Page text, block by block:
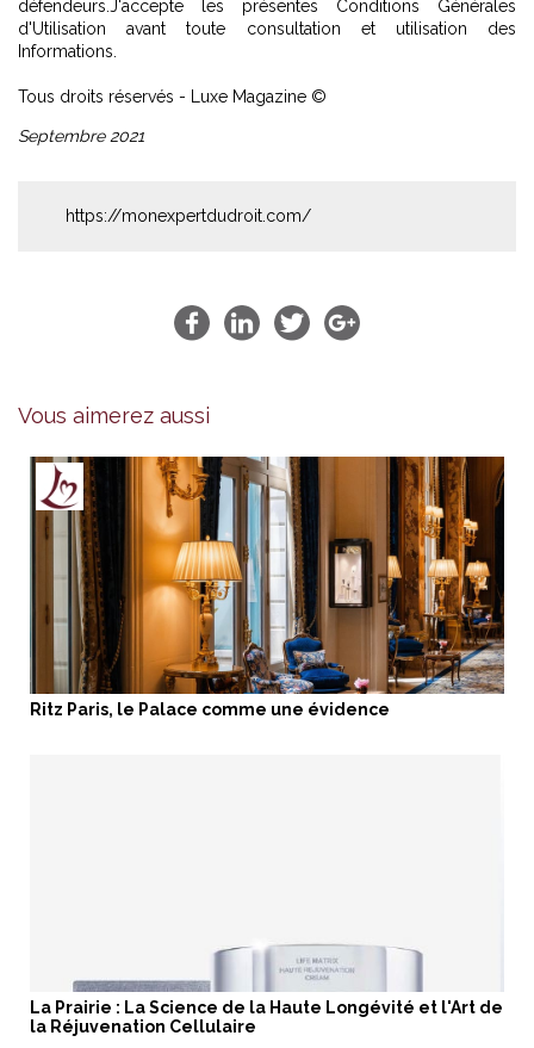
défendeurs.J'accepte les présentes Conditions Générales
d'Utilisation avant toute consultation et utilisation des
Informations.
Tous droits réservés - Luxe Magazine ©
Septembre 2021
https://monexpertdudroit.com/
Vous aimerez aussi
Ritz Paris, le Palace comme une évidence
La Prairie : La Science de la Haute Longévité et l'Art de
la Réjuvenation Cellulaire